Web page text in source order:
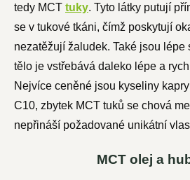
tedy MCT tuky. Tyto látky putují
se v tukové tkáni, čímž poskytují
nezatěžují žaludek. Také jsou lépe
tělo je vstřebává daleko lépe a
Nejvíce ceněné jsou kyseliny
C10, zbytek MCT tuků se chová
nepřináší požadované unikátní
MCT olej a